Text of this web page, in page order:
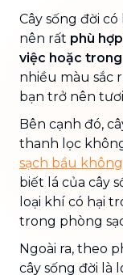
Cây sống đời
nên rất phù
việc hoặc trong
nhiều màu sắc
bạn trở nên
Bên cạnh đó,
thanh lọc
sạch bầu
biết lá của cây
loại khí có hại
trong phòng
Ngoài ra, theo
cây sống đời là